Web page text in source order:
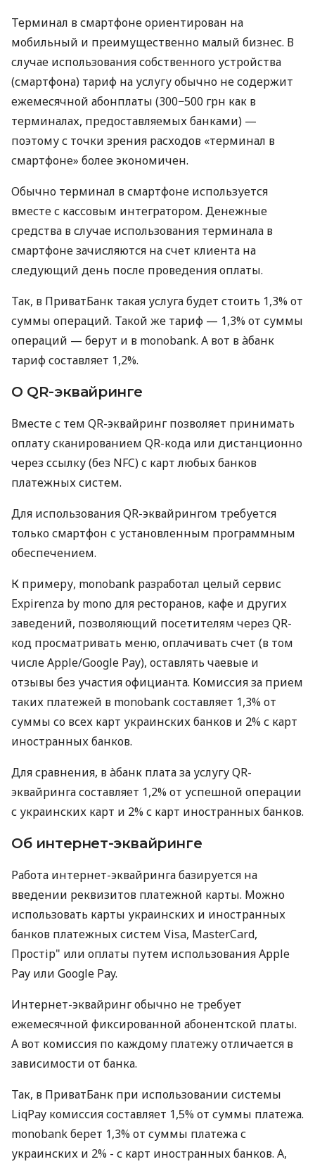
Терминал в смартфоне ориентирован на
мобильный и преимущественно малый бизнес. В
случае использования собственного устройства
(смартфона) тариф на услугу обычно не содержит
ежемесячной абонплаты (300−500 грн как в
терминалах, предоставляемых банками) —
поэтому с точки зрения расходов «терминал в
смартфоне» более экономичен.
Обычно терминал в смартфоне используется
вместе с кассовым интегратором. Денежные
средства в случае использования терминала в
смартфоне зачисляются на счет клиента на
следующий день после проведения оплаты.
Так, в ПриватБанк такая услуга будет стоить 1,3% от
суммы операций. Такой же тариф — 1,3% от суммы
операций — берут и в monobank. А вот в àбанк
тариф составляет 1,2%.
О QR-эквайринге
Вместе с тем QR-эквайринг позволяет принимать
оплату сканированием QR-кода или дистанционно
через ссылку (без NFC) с карт любых банков
платежных систем.
Для использования QR-эквайрингом требуется
только смартфон с установленным программным
обеспечением.
К примеру, monobank разработал целый сервис
Expirenza by mono для ресторанов, кафе и других
заведений, позволяющий посетителям через QR-
код просматривать меню, оплачивать счет (в том
числе Apple/Google Pay), оставлять чаевые и
отзывы без участия официанта. Комиссия за прием
таких платежей в monobank составляет 1,3% от
суммы со всех карт украинских банков и 2% с карт
иностранных банков.
Для сравнения, в àбанк плата за услугу QR-
эквайринга составляет 1,2% от успешной операции
с украинских карт и 2% с карт иностранных банков.
Об интернет-эквайринге
Работа интернет-эквайринга базируется на
введении реквизитов платежной карты. Можно
использовать карты украинских и иностранных
банков платежных систем Visa, MasterCard,
Простір" или оплаты путем использования Apple
Pay или Google Pay.
Интернет-эквайринг обычно не требует
ежемесячной фиксированной абонентской платы.
А вот комиссия по каждому платежу отличается в
зависимости от банка.
Так, в ПриватБанк при использовании системы
LiqPay комиссия составляет 1,5% от суммы платежа.
monobank берет 1,3% от суммы платежа с
украинских и 2% - с карт иностранных банков. А,